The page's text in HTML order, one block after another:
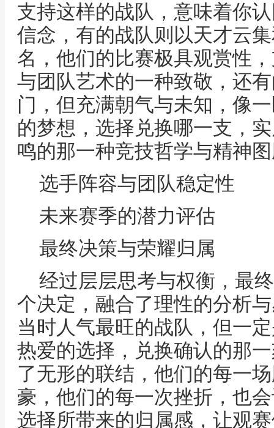
支持这样的战队，意味着你
信念，有的战队则以天才云
名，他们的比赛极具观赏性
与团队艺术的一种致敬，还
门，但充满朝气与未知，像
的梦想，选择兑换哪一支，
鸣的那一种竞技哲学与精神
选手阵容与团队稳定性
未来赛季的潜力评估
最终决策与荣耀归属
经过层层思考与权衡，最
个决定，融合了理性的分析
当时人气最旺的战队，但一
热爱的选择，兑换确认的那
了无形的联结，他们的每一
豪，他们的每一次挫折，也
选择所带来的归属感，让观